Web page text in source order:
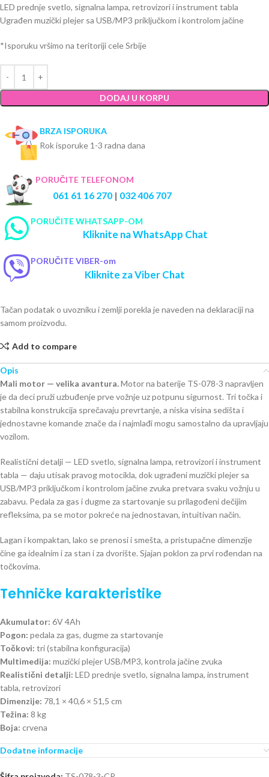
LED prednje svetlo, signalna lampa, retrovizori i instrument tabla
Ugrađen muzički plejer sa USB/MP3 priključkom i kontrolom jačine
*Isporuku vršimo na teritoriji cele Srbije
DODAJ U KORPU
BRZA ISPORUKA
Rok isporuke 1-3 radna dana
PORUČITE TELEFONOM
061 61 16 270 | 032 406 707
PORUČITE WHATSAPP-OM
Kliknite na WhatsApp Chat
PORUČITE VIBER-om
Kliknite za Viber Chat
Tačan podatak o uvozniku i zemlji porekla je naveden na deklaraciji na
samom proizvodu.
Add to compare
Opis
Mali motor — velika avantura.Motor na baterije TS-078-3 napravljen
je da deci pruži uzbuđenje prve vožnje uz potpunu sigurnost. Tri točka i
stabilna konstrukcija sprečavaju prevrtanje, a niska visina sedišta i
jednostavne komande znače da i najmlađi mogu samostalno da upravljaju
vozilom.
Realistični detalji — LED svetlo, signalna lampa, retrovizori i instrument
tabla — daju utisak pravog motocikla, dok ugrađeni muzički plejer sa
USB/MP3 priključkom i kontrolom jačine zvuka pretvara svaku vožnju u
zabavu. Pedala za gas i dugme za startovanje su prilagođeni dečijim
refleksima, pa se motor pokreće na jednostavan, intuitivan način.
Lagan i kompaktan, lako se prenosi i smešta, a pristupačne dimenzije
čine ga idealnim i za stan i za dvorište. Sjajan poklon za prvi rođendan na
točkovima.
Tehničke karakteristike
Akumulator: 6V 4Ah
Pogon: pedala za gas, dugme za startovanje
Točkovi: tri (stabilna konfiguracija)
Multimedija: muzički plejer USB/MP3, kontrola jačine zvuka
Realistični detalji: LED prednje svetlo, signalna lampa, instrument
tabla, retrovizori
Dimenzije: 78,1 × 40,6 × 51,5 cm
Težina: 8 kg
Boja: crvena
Dodatne informacije